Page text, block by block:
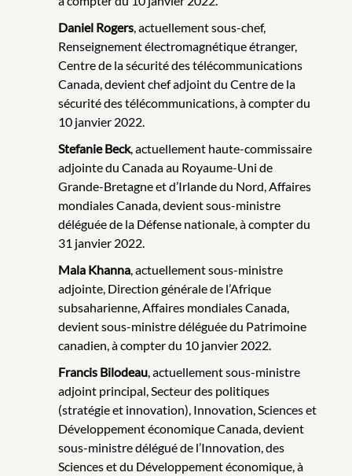
Daniel Rogers , actuellement sous-chef,
Renseignement électromagnétique étranger,
Centre de la sécurité des télécommunications
Canada, devient chef adjoint du Centre de la
sécurité des télécommunications, à compter du
10 janvier 2022.
Stefanie Beck, actuellement haute-commissaire
adjointe du Canada au Royaume-Uni de
Grande-Bretagne et d’Irlande du Nord, Affaires
mondiales Canada, devient sous-ministre
déléguée de la Défense nationale, à compter du
31 janvier 2022.
Mala Khanna , actuellement sous-ministre
adjointe, Direction générale de l’Afrique
subsaharienne, Affaires mondiales Canada,
devient sous-ministre déléguée du Patrimoine
canadien, à compter du 10 janvier 2022.
Francis Bilodeau , actuellement sous-ministre
adjoint principal, Secteur des politiques
(stratégie et innovation), Innovation, Sciences et
Développement économique Canada, devient
sous-ministre délégué de l’Innovation, des
Sciences et du Développement économique, à